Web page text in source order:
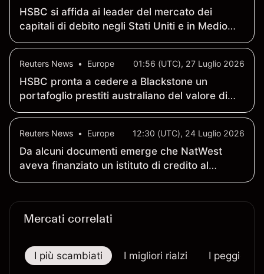
HSBC si affida ai leader del mercato dei
capitali di debito negli Stati Uniti e in Medio
Oriente - Bloomberg News
Reuters News • Europe 01:56 (UTC), 27 Luglio 2026
HSBC pronta a cedere a Blackstone un
portafoglio prestiti australiano del valore di
oltre 30 miliardi di dollari australiani - AFR
Reuters News • Europe 12:30 (UTC), 24 Luglio 2026
Da alcuni documenti emerge che NatWest
aveva finanziato un istituto di credito al
consumo fallito con un importo fino a 250
Mercati correlati
I più scambiati I migliori rialzi I peggiori